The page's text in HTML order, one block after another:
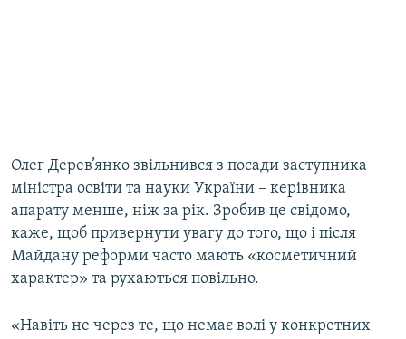
Олег Дерев’янко звільнився з посади заступника
міністра освіти та науки України – керівника
апарату менше, ніж за рік. Зробив це свідомо,
каже, щоб привернути увагу до того, що і після
Майдану реформи часто мають «косметичний
характер» та рухаються повільно.
«Навіть не через те, що немає волі у конкретних